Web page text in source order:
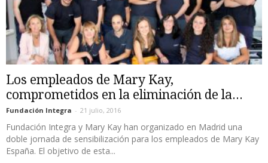
Los empleados de Mary Kay,
comprometidos en la eliminación de la...
Fundación Integra - 21 julio, 2016
Fundación Integra y Mary Kay han organizado en Madrid una
doble jornada de sensibilización para los empleados de Mary Kay
España. El objetivo de esta...